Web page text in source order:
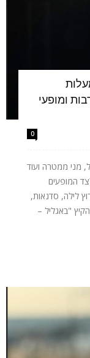
ומופעי
0
מני ממטרה ועוד
ל־21 באוגוסט. לצד המופעים
לילה, סדנאות,
"באגליל –